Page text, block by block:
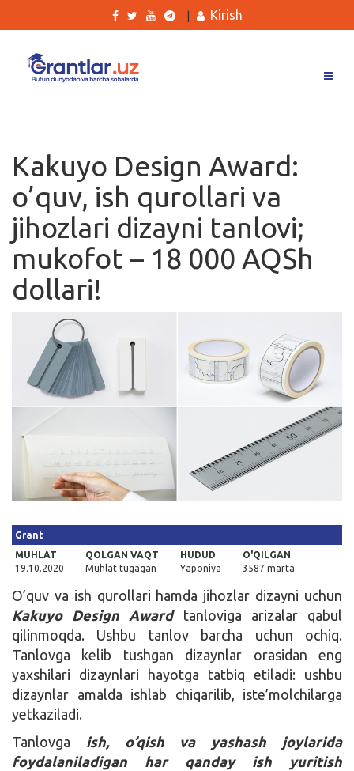
Ishlar
Kurslar
Blog
Yana
Qidirish
Kirish
Kirish
Kakuyo Design Award:
o’quv, ish qurollari va
jihozlari dizayni tanlovi;
mukofot – 18 000 AQSh
dollari!
Grant
MUHLAT
19.10.2020
QOLGAN VAQT
Muhlat tugagan
HUDUD
Yaponiya
O'QILGAN
3587 marta
O’quv va ish qurollari hamda jihozlar dizayni uchun
Kakuyo Design Awardtanloviga arizalar qabul
qilinmoqda. Ushbu tanlov barcha uchun ochiq.
Tanlovga kelib tushgan dizaynlar orasidan eng
yaxshilari dizaynlari hayotga tatbiq etiladi: ushbu
dizaynlar amalda ishlab chiqarilib, iste’molchilarga
yetkaziladi.
Tanlovga
ish, o’qish va yashash joylarida
foydalaniladigan har qanday ish yuritish